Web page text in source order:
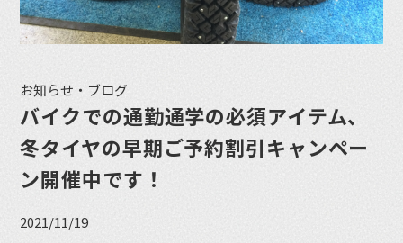
お知らせ・ブログ
バイクでの通勤通学の必須アイテム、
冬タイヤの早期ご予約割引キャンペー
ン開催中です！
2021/11/19